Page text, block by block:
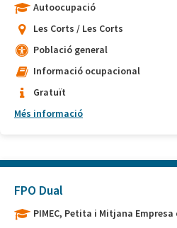
Autoocupació
Les Corts / Les Corts
Població general
Informació ocupacional
Gratuït
Més informació
FPO Dual
PIMEC, Petita i Mitjana